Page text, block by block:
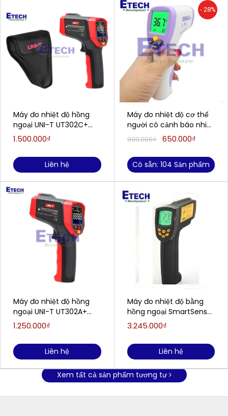
Máy đo nhiệt độ hồng
ngoại UNI-T UT302C+
(-32~1100°C)
1.500.000₫
Liên hệ
Máy đo nhiệt độ hồng
ngoại UNI-T UT302A+
(-32~700°C)
1.250.000₫
Liên hệ
- 28%
Máy đo nhiệt độ cơ thể
người có cảnh báo nhiệt
độ cao HT-860D (36 ~
100ºC(vật))
900.000₫ 650.000₫
Có sẵn: 104 Sản phẩm
Máy đo nhiệt độ bằng
hồng ngoại SmartSensor
AR862D+
3.245.000₫
Liên hệ
Xem tất cả sản phẩm tương tự